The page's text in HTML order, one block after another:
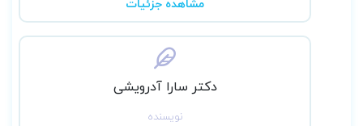
دکتر سارا آدرویشی
نویسنده